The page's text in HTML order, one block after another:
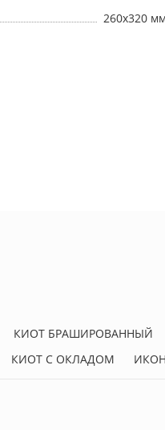
260х320 мм
КИОТ БРАШИРОВАННЫЙ
КИОТ С ОКЛАДОМ